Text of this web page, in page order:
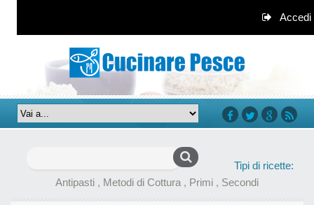
Accedi
Tipi di ricette:
Antipasti , Metodi di Cottura , Primi , Secondi